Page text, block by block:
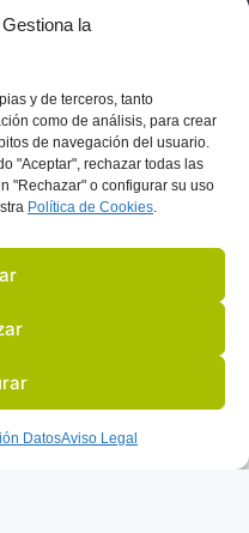
la
y de terceros, tanto
como de análisis, para crear
de navegación del usuario.
"Aceptar", rechazar todas las
"Rechazar" o configurar su uso
Política de Cookies.
DatosAviso Legal
EN LA PRENSA
RESERVADOS